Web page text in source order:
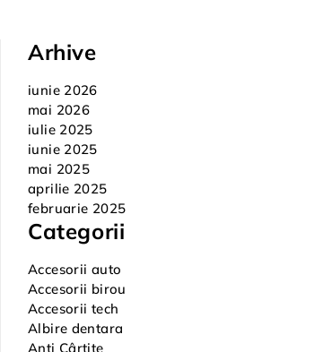
Arhive
iunie 2026
mai 2026
iulie 2025
iunie 2025
mai 2025
aprilie 2025
februarie 2025
Categorii
Accesorii auto
Accesorii birou
Accesorii tech
Albire dentara
Anti Cârtițe